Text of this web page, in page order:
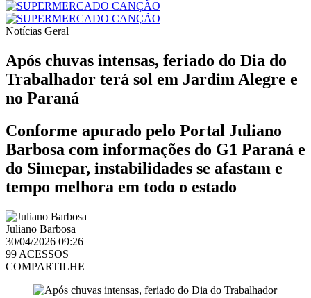
Notícias Geral
Após chuvas intensas, feriado do Dia do
Trabalhador terá sol em Jardim Alegre e
no Paraná
Conforme apurado pelo Portal Juliano
Barbosa com informações do G1 Paraná e
do Simepar, instabilidades se afastam e
tempo melhora em todo o estado
Juliano Barbosa
30/04/2026 09:26
99 ACESSOS
COMPARTILHE